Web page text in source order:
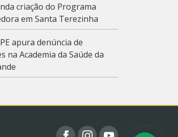
criação do Programa
em Santa Terezinha
apura denúncia de
na Academia da Saúde da